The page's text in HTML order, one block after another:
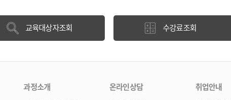
교육대상자조회 수강료조회
과정소개
온라인상담
취업안내